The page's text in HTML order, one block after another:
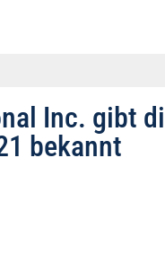
Inc. gibt
bekannt